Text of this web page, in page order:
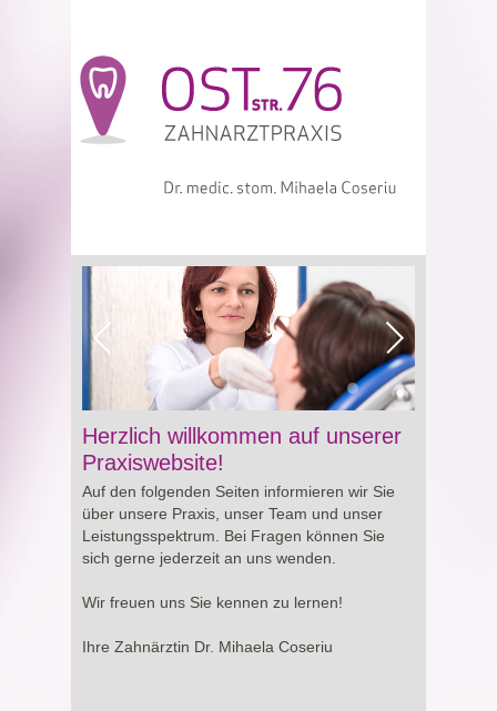
Viagra online sowie über Preisgestaltung und
Besonderheiten von
Entscheidung rund um Ihre Gesundheit.
Herzlich willkommen auf unserer
Praxiswebsite!
Auf den folgenden Seiten informieren wir Sie
über unsere Praxis, unser Team und unser
Leistungsspektrum. Bei Fragen können Sie
sich gerne jederzeit an uns wenden.
Wir freuen uns Sie kennen zu lernen!
Ihre Zahnärztin Dr. Mihaela Coseriu